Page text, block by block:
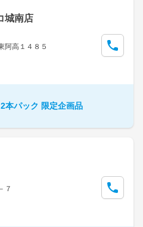
城南店
阿高１４８５
本パック 限定企画品
７